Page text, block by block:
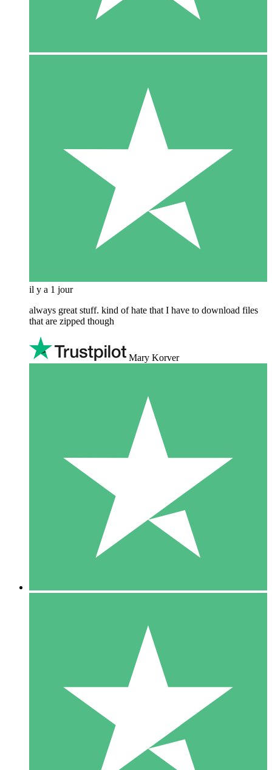
il y a 1 jour
always great stuff. kind of hate that I have to download files
that are zipped though
Mary Korver